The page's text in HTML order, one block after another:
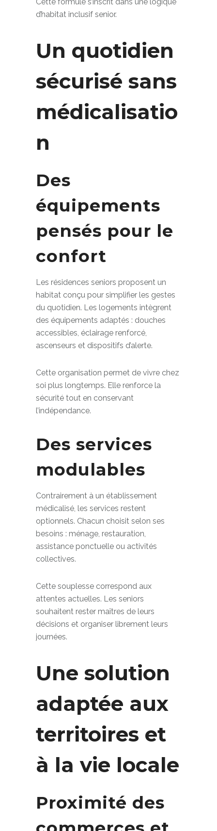
Cette formule s’inscrit dans une logique
Un quotidien
sécurisé sans
médicalisatio
n
Des
équipements
pensés pour le
confort
Les résidences seniors proposent un
habitat conçu pour simplifier les gestes
du quotidien. Les logements intègrent
des équipements adaptés : douches
accessibles, éclairage renforcé,
Cette organisation permet de vivre chez
soi plus longtemps. Elle renforce la
sécurité tout en conservant
Des services
modulables
Contrairement à un établissement
médicalisé, les services restent
optionnels. Chacun choisit selon ses
besoins : ménage, restauration,
assistance ponctuelle ou activités
Cette souplesse correspond aux
attentes actuelles. Les seniors
souhaitent rester maîtres de leurs
décisions et organiser librement leurs
Une solution
adaptée aux
territoires et
à la vie locale
Proximité des